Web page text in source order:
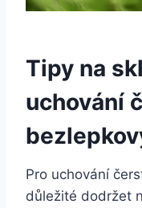
Tipy na
uchování
Pro uchování
důležité dodržet